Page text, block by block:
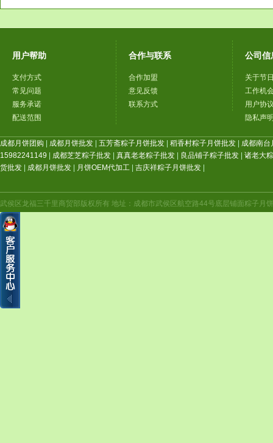
用户帮助
支付方式
常见问题
服务承诺
配送范围
合作与联系
合作加盟
意见反馈
联系方式
公司信
关于节
工作机
用户协
隐私声
成都月饼团购 成都月饼批发 五芳斋粽子月饼批发 稻香村粽子月饼批发
成都南台
15982241149
成都芝芝粽子批发 真真老老粽子批发 良品铺子粽子批发
诸老大
货批发
成都月饼批发 月饼OEM代加工 吉庆祥粽子月饼批发
武侯区龙福三千里商贸部版权所有 地址：成都市武侯区航空路44号底层铺面粽子